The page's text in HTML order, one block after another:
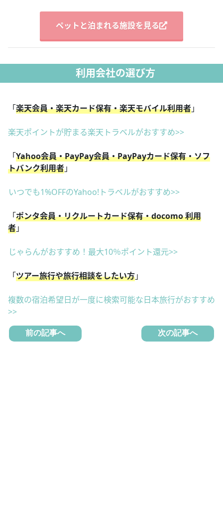
ペットと泊まれる施設を見る
利用会社の選び方
「楽天会員・楽天カード保有・楽天モバイル利用者」
楽天ポイントが貯まる楽天トラベルがおすすめ>>
「Yahoo会員・PayPay会員・PayPayカード保有・ソフ
トバンク利用者」
いつでも1%OFFのYahoo!トラベルがおすすめ>>
「ポンタ会員・リクルートカード保有・docomo 利用
者」
じゃらんがおすすめ！最大10％ポイント還元>>
「ツアー旅行や旅行相談をしたい方」
複数の宿泊希望日が一度に検索可能な日本旅行がおすすめ
>>
前の記事へ 次の記事へ